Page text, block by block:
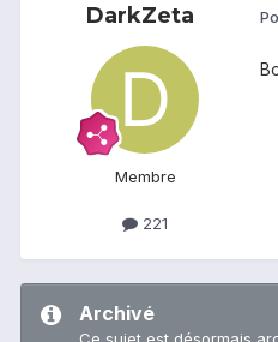
DarkZeta
Membre
221
Archivé
Ce sujet est désormais